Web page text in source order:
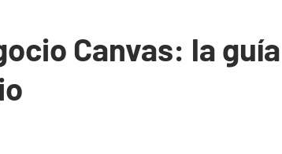
Canvas: la